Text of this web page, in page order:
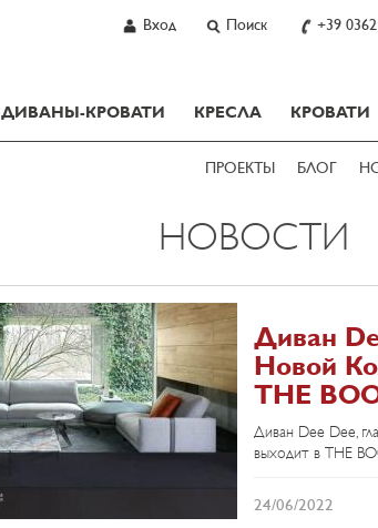
Вход Поиск +39
ДИВАНЫ-КРОВАТИ КРЕСЛА КРОВАТИ
ПРОЕКТЫ БЛОГ
НОВОСТИ
Диван
Новой
THE
Диван Dee Dee,
выходит в THE
2022.В этом
гостеприимства,
24/06/2022